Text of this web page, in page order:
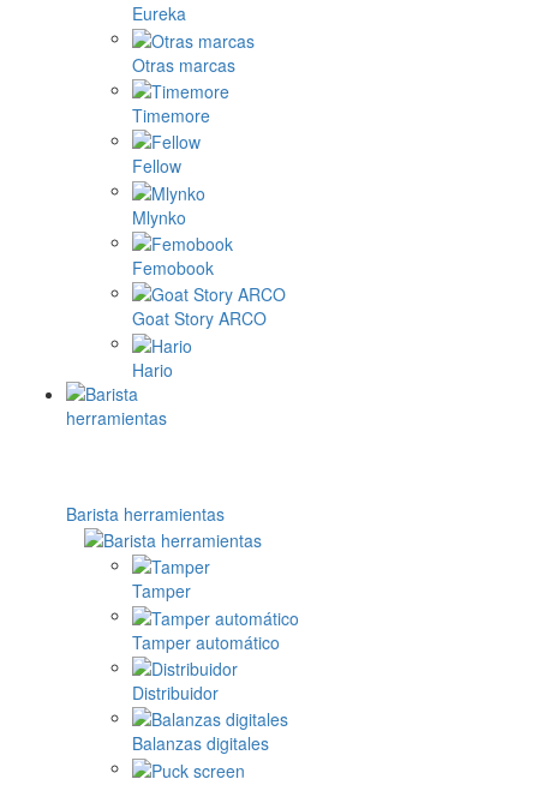
Eureka
Otras marcas
Timemore
Fellow
Mlynko
Femobook
Goat Story ARCO
Hario
Barista herramientas
Tamper
Tamper automático
Distribuidor
Balanzas digitales